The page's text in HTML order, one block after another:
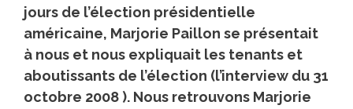
jours de l’élection présidentielle
américaine, Marjorie Paillon se présentait
à nous et nous expliquait les tenants et
aboutissants de l’élection (l’interview du 31
octobre 2008 ). Nous retrouvons Marjorie